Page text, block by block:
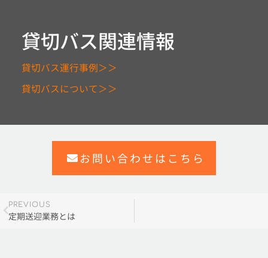
貸切バス関連情報
貸切バス運行事例＞＞
貸切バスについて＞＞
お問い合わせはこちら
PREVIOUS
定期送迎業務とは